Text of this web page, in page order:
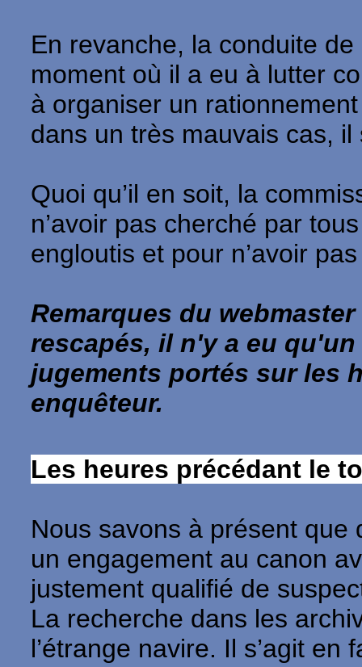
En revanche, la conduite
moment où il a eu à lutter
à organiser un
dans un très mauvais cas,
Quoi qu’il en soit, la
n’avoir pas cherché par
engloutis et pour n’avoir
Remarques du
rescapés, il n'y a eu
jugements portés sur les
enquêteur.
Les heures précédant le
Nous savons à présent
un engagement au canon
justement qualifié de
La recherche dans les
l’étrange navire. Il s’agit en